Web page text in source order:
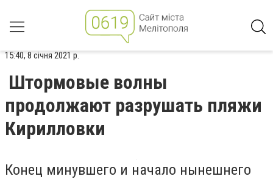
15:40, 8 січня 2021 р.
Штормовые волны
продолжают разрушать пляжи
Кирилловки
Конец минувшего и начало нынешнего